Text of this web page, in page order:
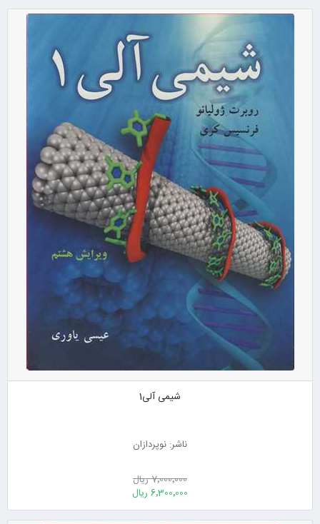
شیمی آلی1
ناشر: نوپردازان
7٬000٬000 ریال
6٬300٬000 ریال